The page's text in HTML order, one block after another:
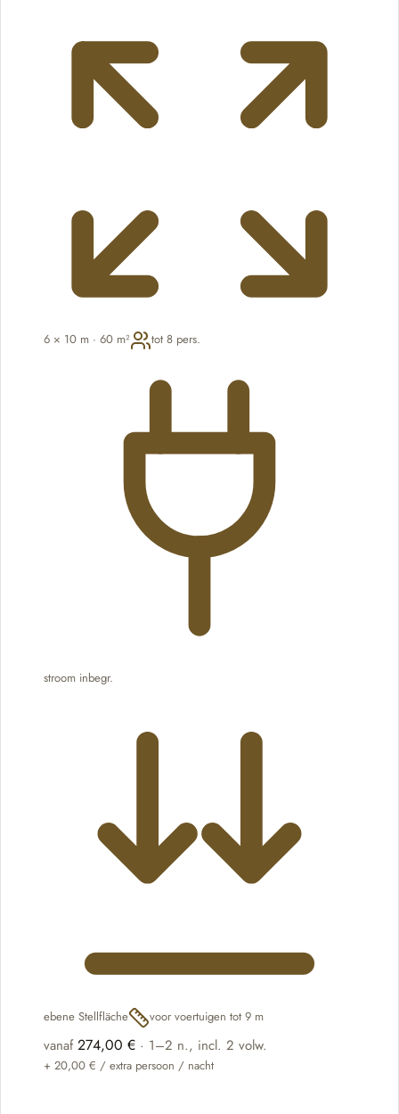
6 × 10 m · 60 m² tot 8 pers.
stroom inbegr.
ebene Stellfläche voor voertuigen tot 9 m
vanaf 274,00 € · 1–2 n., incl. 2 volw.
+ 20,00 € / extra persoon / nacht